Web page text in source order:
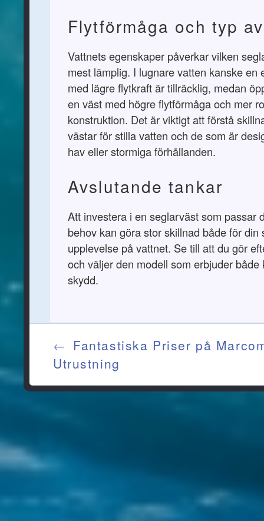
Flytförmåga och typ
Vattnets egenskaper påverkar vilken
mest lämplig. I lugnare vatten kanske en
med lägre flytkraft är tillräcklig, medan
en väst med högre flytförmåga och mer
konstruktion. Det är viktigt att förstå
västar för stilla vatten och de som är
hav eller stormiga förhållanden.
Avslutande tankar
Att investera i en seglarväst som passar
behov kan göra stor skillnad både för din
upplevelse på vattnet. Se till att du gör
och väljer den modell som erbjuder både
skydd.
Post navigation
← Fantastiska Priser på
Utrustning